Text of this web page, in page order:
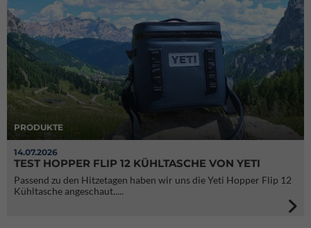
PRODUKTE
14.07.2026
TEST HOPPER FLIP 12 KÜHLTASCHE VON YETI
Passend zu den Hitzetagen haben wir uns die Yeti Hopper Flip 12
Kühltasche angeschaut.....